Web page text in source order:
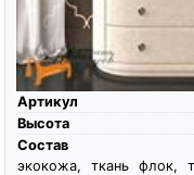
Артикул
Высота
Состав
экокожа, ткань флок,